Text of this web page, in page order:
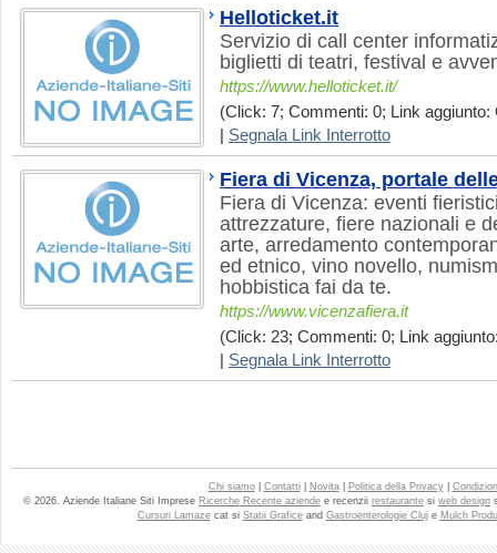
Helloticket.it
Servizio di call center
biglietti di teatri, festival e
https://www.helloticket.it/
(Click: 7; Commenti: 0; Link aggiunto:
Segnala Link Interrotto
Fiera di Vicenza, portale
Fiera di Vicenza: eventi
attrezzature, fiere nazionali e
arte, arredamento
ed etnico, vino novello,
hobbistica fai da te.
https://www.vicenzafiera.it
(Click: 23; Commenti: 0; Link
Segnala Link Interrotto
Chi siamo| Contatti| Novita| Politica della Privacy|
© 2026. Aziende Italiane Siti Imprese Ricerche Recente aziende e recenzii restaurante si web design
Cursuri Lamazecat si Statii Graficeand Gastroenterologie Cluje Mulch